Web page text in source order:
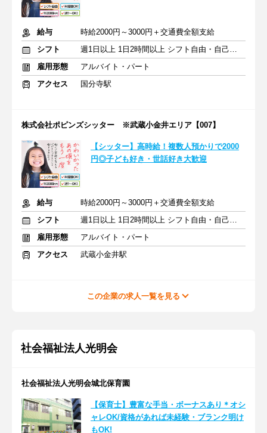
給与
時給2000円～3000円＋交通費全額支給
シフト
週1日以上 1日2時間以上 シフト自由・自己申告
雇用形態
アルバイト・パート
アクセス
国分寺駅
株式会社ポピンズシッター ※武蔵小金井エリア【007】
【シッター】高時給！複数人預かりで2000
円◎子ども好き・世話好き大歓迎
給与
時給2000円～3000円＋交通費全額支給
シフト
週1日以上 1日2時間以上 シフト自由・自己申告
雇用形態
アルバイト・パート
アクセス
武蔵小金井駅
この企業の求人一覧を見る
社会福祉法人光明会
社会福祉法人光明会城北保育園
【保育士】豊富な手当・ボーナスあり＊オシ
ャレOK/資格があれば未経験・ブランク明け
もOK!